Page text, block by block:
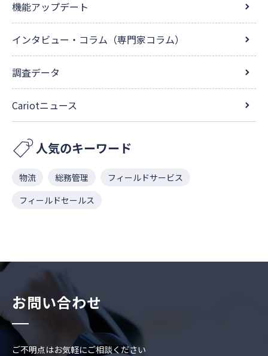
機能アップデート
インタビュー・コラム（専門家コラム）
調査データ
Cariotニュース
人気のキーワード
物流 総務管理
フィールドサービス
フィールドセールス
お問い合わせ
ご不明点はお気軽にご相談ください